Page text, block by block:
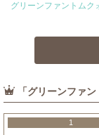
グリーンファントムク
「グリーンファ
1